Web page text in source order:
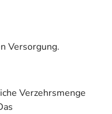
Versorgung.
Verzehrsmenge